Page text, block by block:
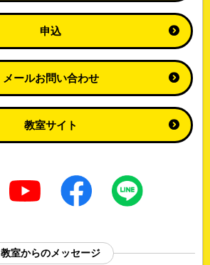
申込
メールお問い合わせ
教室サイト
教室からのメッセージ